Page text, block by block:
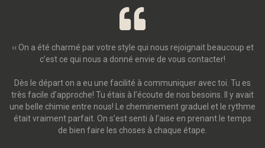
‹‹ On a été charmé par votre style qui nous rejoignait beaucoup et
c’est ce qui nous a donné envie de vous contacter!
Dès le départ on a eu une facilité à communiquer avec toi. Tu es
très facile d’approche! Tu étais à l’écoute de nos besoins. Il y avait
une belle chimie entre nous! Le cheminement graduel et le rythme
était vraiment parfait. On s’est senti à l’aise en prenant le temps
de bien faire les choses à chaque étape.